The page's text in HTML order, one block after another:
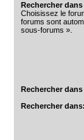
Rechercher
Choisissez le
forums sont
sous-forums ».
Rechercher
Rechercher dans: